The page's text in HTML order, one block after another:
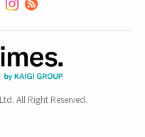
All Right Reserved.